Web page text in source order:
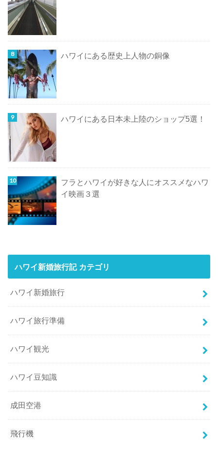
ハワイにある歴史上人物の銅像
ハワイにある日本未上陸のショップ5選！
フラとハワイが好きな人にオススメなハワ
イ映画３選
ハワイ新婚旅行記 カテゴリ
ハワイ新婚旅行
ハワイ旅行準備
ハワイ観光
ハワイ豆知識
成田空港
飛行機